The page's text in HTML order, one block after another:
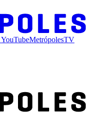
YouTubeMetrópolesTV